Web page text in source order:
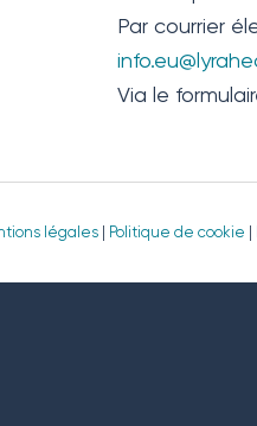
Par courrier
Via le
légales| Politique de cookie